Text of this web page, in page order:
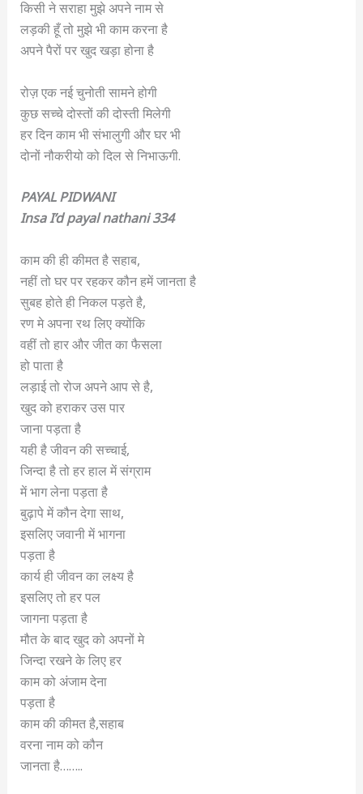
किसी ने सराहा मुझे अपने नाम से
लड़की हूँ तो मुझे भी काम करना है
अपने पैरों पर खुद खड़ा होना है
रोज़ एक नई चुनोती सामने होगी
कुछ सच्चे दोस्तों की दोस्ती मिलेगी
हर दिन काम भी संभालुगी और घर भी
दोनों नौकरीयो को दिल से निभाऊगी.
PAYAL PIDWANI
Insa I’d payal nathani 334
काम की ही कीमत है सहाब,
नहीं तो घर पर रहकर कौन हमें जानता है
सुबह होते ही निकल पड़ते है,
रण मे अपना रथ लिए क्योंकि
वहीं तो हार और जीत का फैसला
हो पाता है
लड़ाई तो रोज अपने आप से है,
खुद को हराकर उस पार
जाना पड़ता है
यही है जीवन की सच्चाई,
जिन्दा है तो हर हाल में संग्राम
में भाग लेना पड़ता है
बुढ़ापे में कौन देगा साथ,
इसलिए जवानी में भागना
पड़ता है
कार्य ही जीवन का लक्ष्य है
इसलिए तो हर पल
जागना पड़ता है
मौत के बाद खुद को अपनों मे
जिन्दा रखने के लिए हर
काम को अंजाम देना
पड़ता है
काम की कीमत है,सहाब
वरना नाम को कौन
जानता है……..